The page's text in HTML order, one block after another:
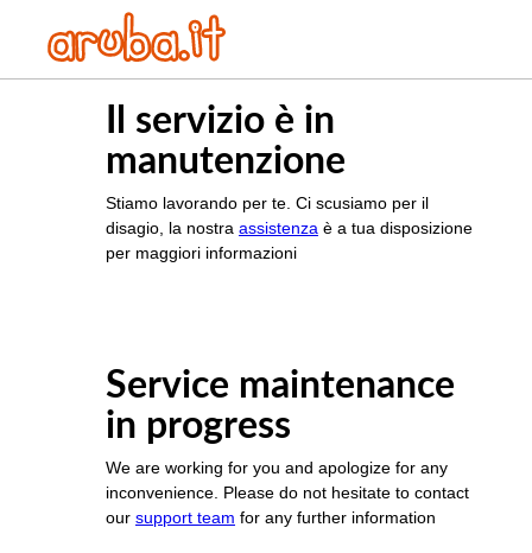
Il servizio è in
manutenzione
Stiamo lavorando per te. Ci scusiamo per il
disagio, la nostra assistenza è a tua disposizione
per maggiori informazioni
Service maintenance
in progress
We are working for you and apologize for any
inconvenience. Please do not hesitate to contact
our support team for any further information